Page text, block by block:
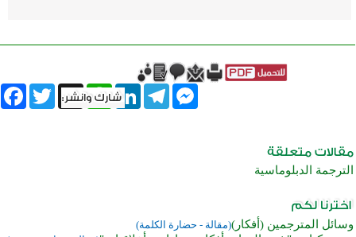
Twitter X
WhatsAppLinkedInTelegram
Messenger
الترجمة الدبلوماسية
وسائل المترجمين (أفكار)(مقالة - حضارة الكلمة)